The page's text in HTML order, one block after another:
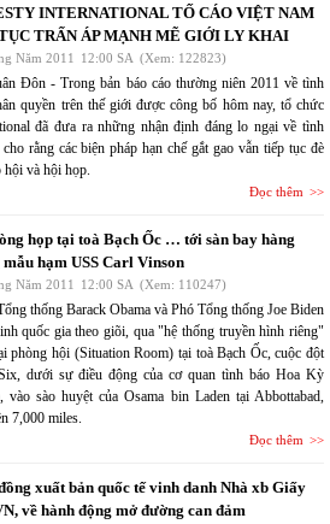
INTERNATIONAL TỐ CÁO VIỆT NAM
TRẤN ÁP MẠNH MẼ GIỚI LY KHAI
Năm 2011 12:00 SA (Xem: 122823)
Đôn - Trong bản báo cáo thường niên 2011 về tình
quyền trên thế giới được công bố hôm nay, tổ chức
đã đưa ra những nhận định đáng lo ngại về tình
rằng các biện pháp hạn chế gắt gao vẫn tiếp tục đè
hội và hội họp.
Đọc thêm
họp tại toà Bạch Ốc … tới sàn bay hàng
hạm USS Carl Vinson
Năm 2011 12:00 SA (Xem: 110247)
thống Barack Obama và Phó Tổng thống Joe Biden
quốc gia theo giõi, qua "hệ thống truyền hình riêng"
phòng hội (Situation Room) tại toà Bạch Ốc, cuộc đột
dưới sự điều động của cơ quan tình báo Hoa Kỳ
sào huyệt của Osama bin Laden tại Abbottabad,
7,000 miles.
Đọc thêm
xuất bản quốc tế vinh danh Nhà xb Giấy
về hành động mở đường can đảm